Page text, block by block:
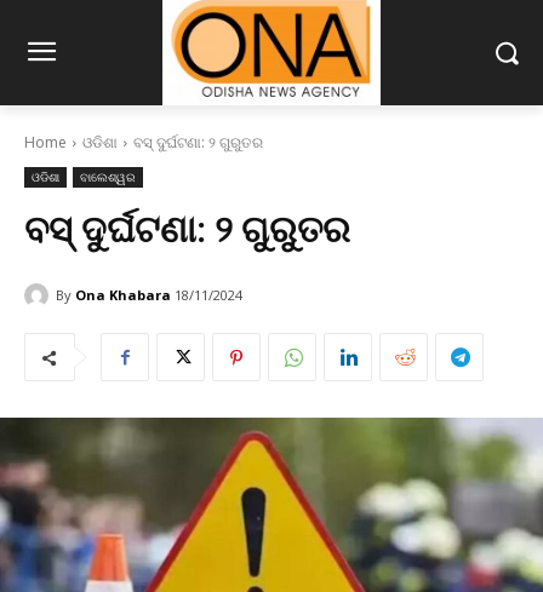
Home ଓଡିଶା ବସ୍ ଦୁର୍ଘଟଣା: ୨ ଗୁରୁତର
ଓଡିଶା ବାଲେଶ୍ୱର
ବସ୍ ଦୁର୍ଘଟଣା: ୨ ଗୁରୁତର
By Ona Khabara 18/11/2024